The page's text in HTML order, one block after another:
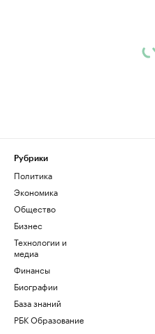
Рубрики
Политика
Экономика
Общество
Бизнес
Технологии и
медиа
Финансы
Биографии
База знаний
РБК Образование